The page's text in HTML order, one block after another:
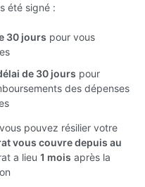
été signé :
30 jours pour vous
de 30 jours pour
des dépenses
pouvez résilier votre
vous couvre depuis au
a lieu 1 mois après la